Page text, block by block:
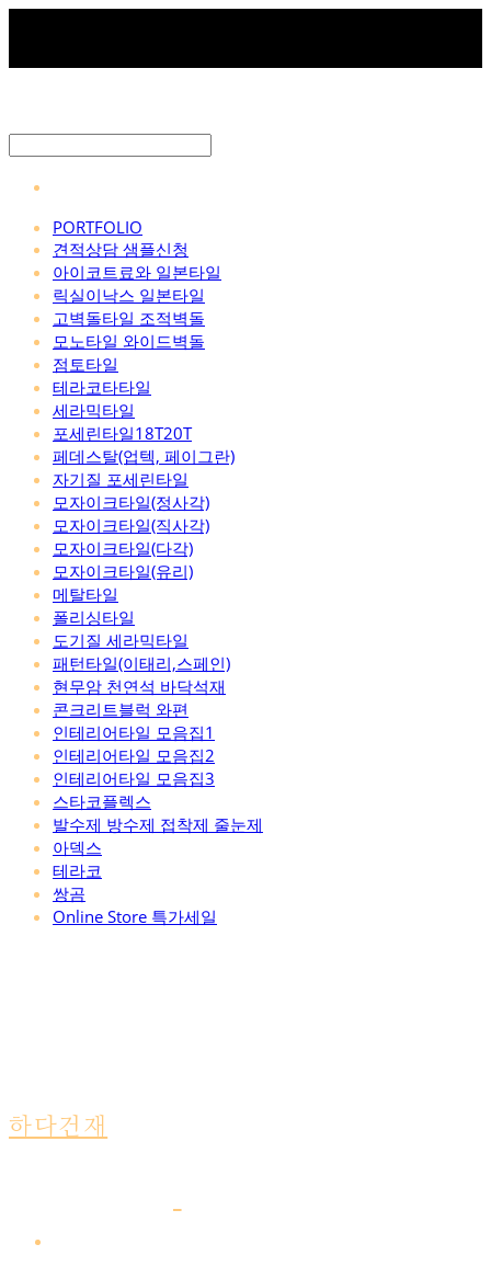
PORTFOLIO
견적상담 샘플신청
아이코트료와 일본타일
릭실이낙스 일본타일
고벽돌타일 조적벽돌
모노타일 와이드벽돌
점토타일
테라코타타일
세라믹타일
포세린타일18T20T
페데스탈(업텍, 페이그란)
자기질 포세린타일
모자이크타일(정사각)
모자이크타일(직사각)
모자이크타일(다각)
모자이크타일(유리)
메탈타일
폴리싱타일
도기질 세라믹타일
패턴타일(이태리,스페인)
현무암 천연석 바닥석재
콘크리트블럭 와편
인테리어타일 모음집1
인테리어타일 모음집2
인테리어타일 모음집3
스타코플렉스
발수제 방수제 접착제 줄눈제
아덱스
테라코
쌍곰
Online Store 특가세일
하다건재